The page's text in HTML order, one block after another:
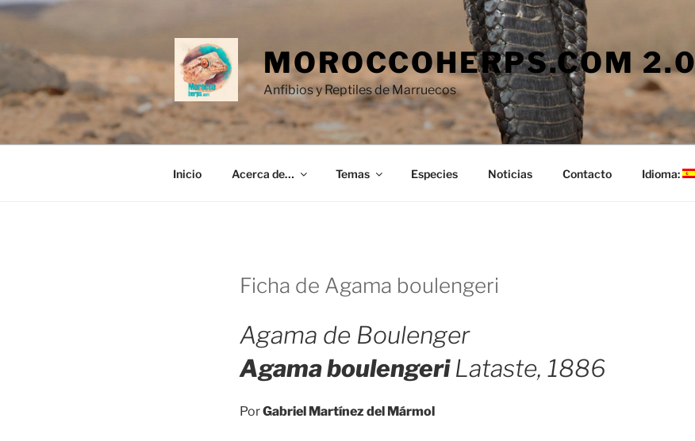
Saltar
contenido
MOROCCOHERPS.COM 2.0
Anfibios y Reptiles de Marruecos
Inicio Acerca de… Temas Especies Noticias Contacto Idioma:
Ficha de Agama boulengeri
Agama de Boulenger
Agama boulengeriLataste, 1886
PorGabriel Martínez del Mármol